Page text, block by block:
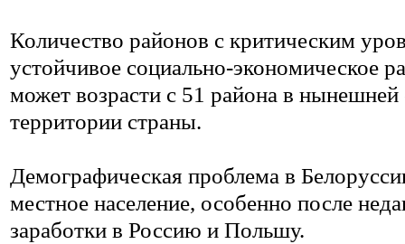
Количество районов с критическим
устойчивое социально-экономическое
может возрасти с 51 района в
территории страны.
Демографическая проблема в
местное население, особенно после
заработки в Россию и Польшу.